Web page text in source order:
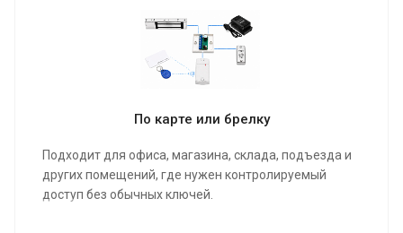
По карте или брелку
Подходит для офиса, магазина, склада, подъезда и
других помещений, где нужен контролируемый
доступ без обычных ключей.